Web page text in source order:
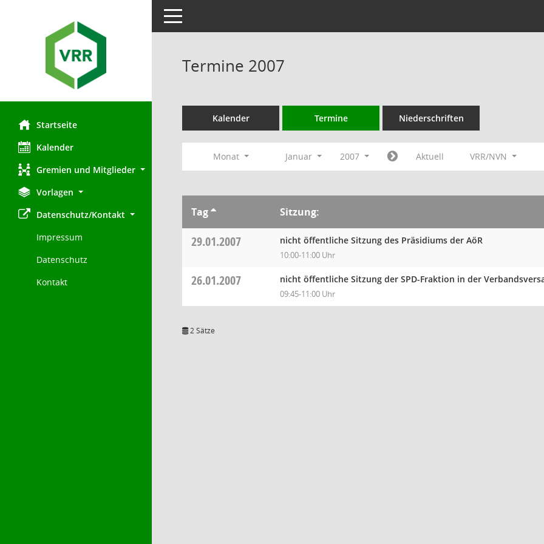
Startseite
Kalender
Gremien und Mitglieder
Vorlagen
Datenschutz/Kontakt
Impressum
Datenschutz
Kontakt
Toggle navigation
Termine 2007
Kalender Termine Niederschriften
Monat Januar 2007 Aktuell VRR/NVN
Tag Sitzung:
29.01.2007 nicht öffentliche Sitzung des Präsidiums der AöR
10:00-11:00 Uhr
26.01.2007 nicht öffentliche Sitzung der SPD-Fraktion in der
09:45-11:00 Uhr
2 Sätze